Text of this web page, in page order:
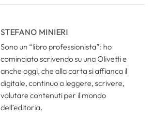
STEFANO MINIERI
Sono un “libro professionista”: ho
cominciato scrivendo su una Olivetti e
anche oggi, che alla carta si affianca il
digitale, continuo a leggere, scrivere,
valutare contenuti per il mondo
dell’editoria.